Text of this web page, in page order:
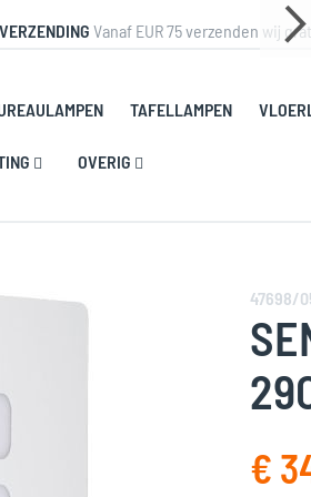
Vanaf EUR 75 verzenden wij
TAFELLAMPEN
OVERIG
47698/
€